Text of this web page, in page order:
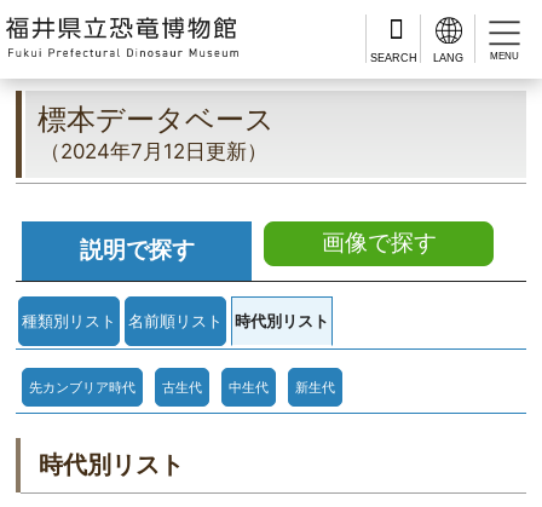
MENU
標本データベース
（2024年7月12日更新）
説明で探す 画像で探す
種類別リスト 名前順リスト 時代別リスト
先カンブリア時代 古生代 中生代 新生代
時代別リスト